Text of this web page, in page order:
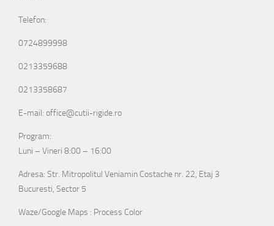
Telefon:
0724899998
0213359688
0213358687
E-mail: office@cutii-rigide.ro
Program:
Luni – Vineri 8:00 – 16:00
Adresa: Str. Mitropolitul Veniamin Costache nr. 22, Etaj 3
Bucuresti, Sector 5
Waze/Google Maps : Process Color